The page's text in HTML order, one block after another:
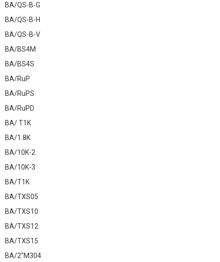
BA/QS-B-G
BA/QS-B-H
BA/QS-B-V
BA/BS4M
BA/BS4S
BA/RuP
BA/RuPS
BA/RuPD
BA/ T1K
BA/1.8K
BA/10K-2
BA/10K-3
BA/T1K
BA/TXS05
BA/TXS10
BA/TXS12
BA/TXS15
BA/2"M304